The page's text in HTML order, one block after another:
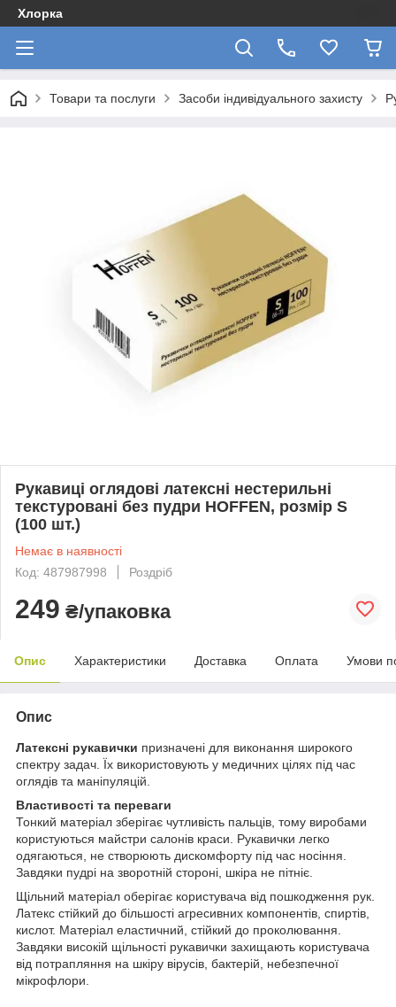
Хлорка
Товари та послуги Засоби індивідуального захисту
Рукавиці оглядові латексні нестерильні
текстуровані без пудри HOFFEN, розмір S
(100 шт.)
Немає в наявності
Код: 487987998
Роздріб
249 ₴/упаковка
Опис Характеристики Доставка Оплата Умови
Опис
Латексні рукавички призначені для виконання широкого
спектру задач. Їх використовують у медичних цілях під час
оглядів та маніпуляцій.
Властивості та переваги
Тонкий матеріал зберігає чутливість пальців, тому виробами
користуються майстри салонів краси. Рукавички легко
одягаються, не створюють дискомфорту під час носіння.
Завдяки пудрі на зворотній стороні, шкіра не пітніє.
Щільний матеріал оберігає користувача від пошкодження рук.
Латекс стійкий до більшості агресивних компонентів, спиртів,
кислот. Матеріал еластичний, стійкий до проколювання.
Завдяки високій щільності рукавички захищають користувача
від потрапляння на шкіру вірусів, бактерій, небезпечної
мікрофлори.